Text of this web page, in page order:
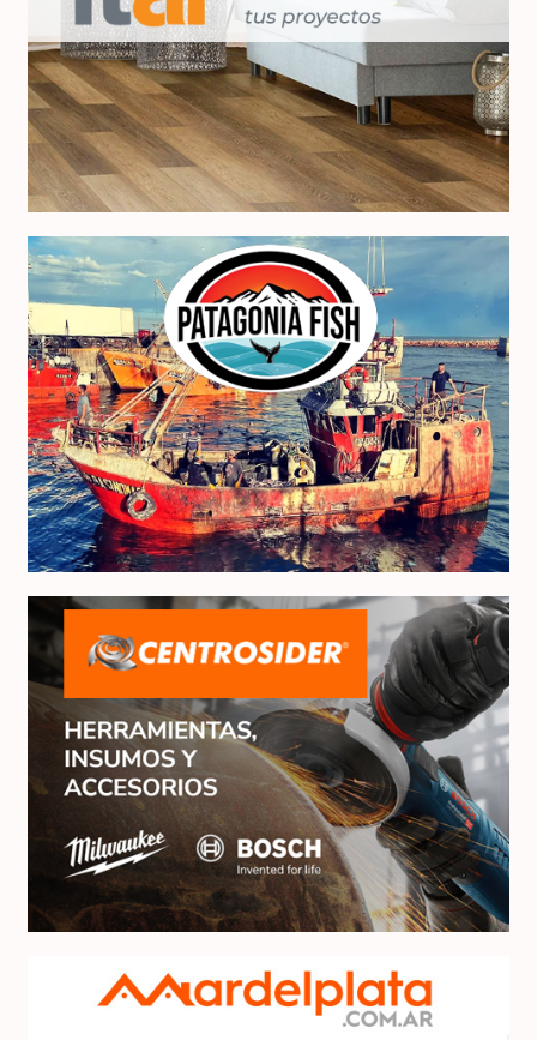
ITAR
Patagonia Fish
Centrosider